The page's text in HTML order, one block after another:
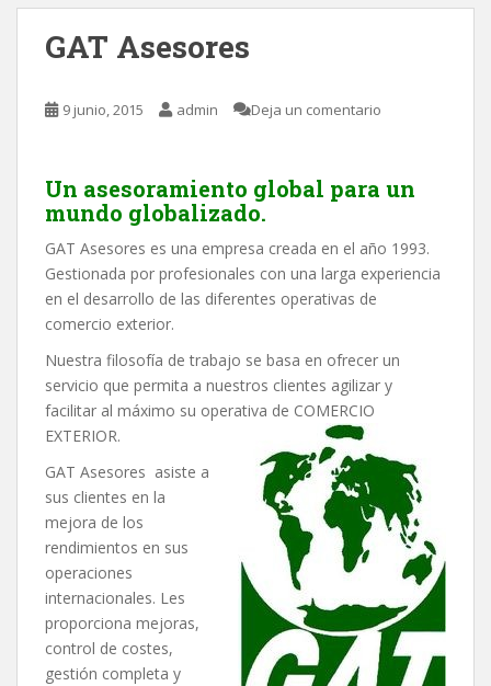
GAT Asesores
9 junio, 2015 admin Deja un comentario
Un asesoramiento global para un
mundo globalizado.
GAT Asesores es una empresa creada en el año 1993.
Gestionada por profesionales con una larga experiencia
en el desarrollo de las diferentes operativas de
comercio exterior.
Nuestra filosofía de trabajo se basa en ofrecer un
servicio que permita a nuestros clientes agilizar y
facilitar al máximo su operativa de COMERCIO
EXTERIOR.
GAT Asesores asiste a
sus clientes en la
mejora de los
rendimientos en sus
operaciones
internacionales. Les
proporciona mejoras,
control de costes,
gestión completa y